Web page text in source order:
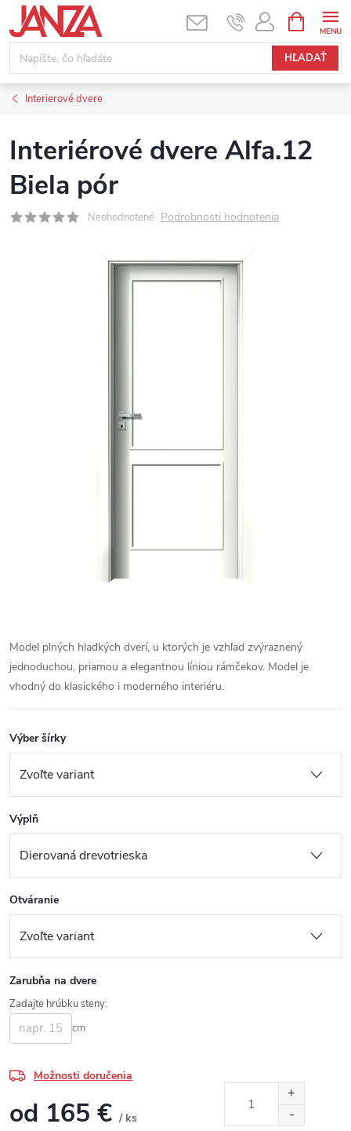
Prejsť na obsah
HĽADAŤ
Interierové dvere
Interiérové dvere Alfa.12
Biela pór
Neohodnotené Podrobnosti hodnotenia
Model plných hladkých dverí, u ktorých je vzhľad zvýraznený
jednoduchou, priamou a elegantnou líniou rámčekov. Model je
vhodný do klasického i moderného interiéru.
Výber šírky
Výplň
Otváranie
Zarubňa na dvere
Zadajte hrúbku steny:
cm
Možnosti doručenia
od 165 € / ks